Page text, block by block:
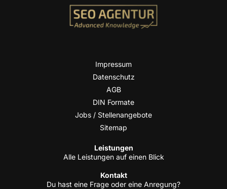
Impres­sum
Daten­schutz
AGB
DIN For­ma­te
Jobs / Stellenangebote
Site­map
Leis­tun­gen
Alle Leis­tun­gen auf einen Blick
Kon­takt
Du hast eine Fra­ge oder eine Anregung?